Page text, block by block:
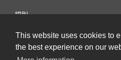
This website uses cookies to
the best experience on our
規則
連絡我們